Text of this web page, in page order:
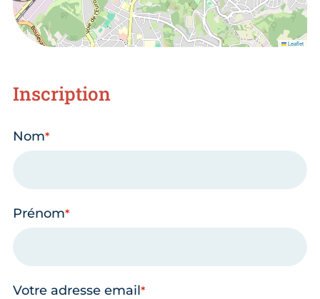
Leaflet
Inscription
Nom
Prénom
Votre adresse email